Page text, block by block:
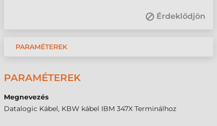
Érdeklődjön
PARAMÉTEREK
PARAMÉTEREK
Megnevezés
Datalogic Kábel, KBW kábel IBM 347X Terminálhoz